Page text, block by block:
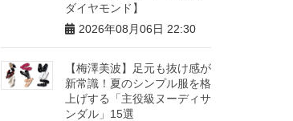
ダイヤモンド】
2026年08月06日 22:30
【梅澤美波】足元も抜け感が
新常識！夏のシンプル服を格
上げする「主役級ヌーディサ
ンダル」15選